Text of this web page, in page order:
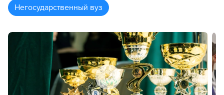
Негосударственный вуз